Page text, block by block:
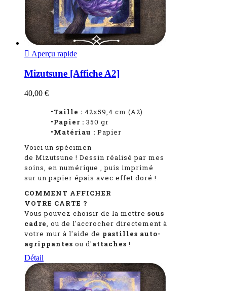
 Aperçu rapide
Mizutsune [Affiche A2]
40,00 €
•Taille : 42x59,4 cm (A2)
•Papier : 350 gr
•Matériau : Papier
Voici un spécimen
de Mizutsune ! Dessin réalisé par mes
soins, en numérique , puis imprimé
sur un papier épais avec effet doré !
COMMENT AFFICHER
VOTRE CARTE ?
Vous pouvez choisir de la mettre sous
cadre, ou de l'accrocher directement à
votre mur à l'aide de pastilles auto-
agrippantes ou d'attaches !
Détail